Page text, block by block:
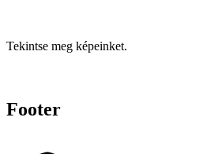
Tekintse meg képeinket.
Footer